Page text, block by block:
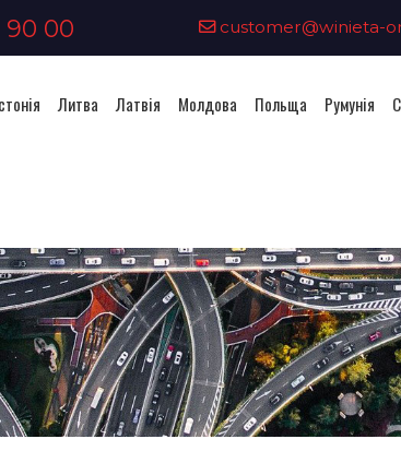
90 00 customer@winieta-
Литва Латвія Молдова Польща Румунія